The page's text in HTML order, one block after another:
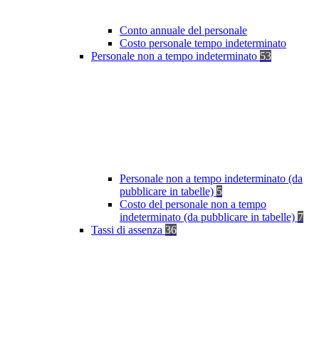
Conto annuale del personale
Costo personale tempo indeterminato
Personale non a tempo indeterminato 53
Personale non a tempo indeterminato (da
pubblicare in tabelle) 5
Costo del personale non a tempo
indeterminato (da pubblicare in tabelle) 7
Tassi di assenza 36